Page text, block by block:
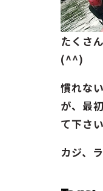
たくさ
(^^)
慣れな
が、最
て下さ
カジ、